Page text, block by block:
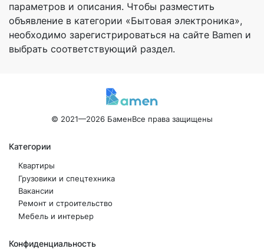
параметров и описания. Чтобы разместить
объявление в категории «Бытовая электроника»,
необходимо зарегистрироваться на сайте Bamen и
выбрать соответствующий раздел.
© 2021—2026 БаменВсе права защищены
Категории
Квартиры
Грузовики и спецтехника
Вакансии
Ремонт и строительство
Мебель и интерьер
Конфиденциальность